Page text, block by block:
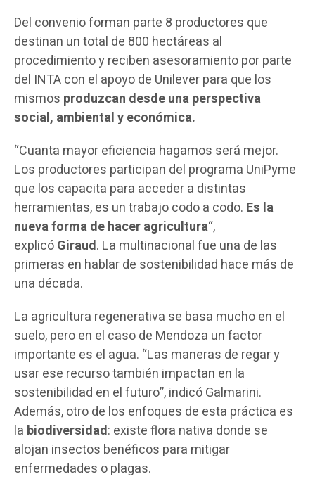
Del convenio forman parte 8 productores que
destinan un total de 800 hectáreas al
procedimiento y reciben asesoramiento por parte
del INTA con el apoyo de Unilever para que los
mismos produzcan desde una perspectiva
social, ambiental y económica.
“Cuanta mayor eficiencia hagamos será mejor.
Los productores participan del programa UniPyme
que los capacita para acceder a distintas
herramientas, es un trabajo codo a codo. Es la
nueva forma de hacer agricultura“,
explicóGiraud. La multinacional fue una de las
primeras en hablar de sostenibilidad hace más de
una década.
La agricultura regenerativa se basa mucho en el
suelo, pero en el caso de Mendoza un factor
importante es el agua. “Las maneras de regar y
usar ese recurso también impactan en la
sostenibilidad en el futuro”, indicó Galmarini.
Además, otro de los enfoques de esta práctica es
la biodiversidad: existe flora nativa donde se
alojan insectos benéficos para mitigar
enfermedades o plagas.